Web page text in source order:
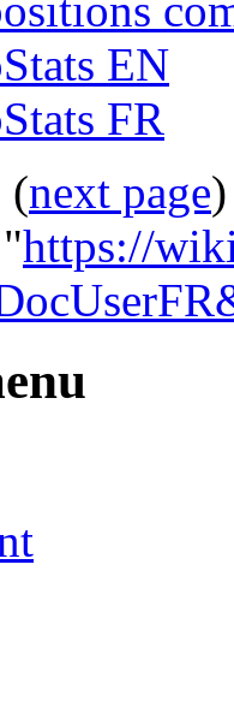
EN
FR
(next page)
https://